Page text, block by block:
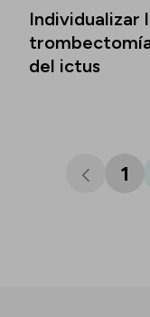
Individualizar
del ictus
1